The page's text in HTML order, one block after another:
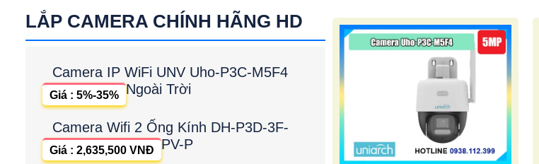
LẮP CAMERA CHÍNH HÃNG HD
Camera IP WiFi UNV Uho-P3C-M5F4
Ngoài Trời
Giá : 5%-35%
Camera Wifi 2 Ống Kính DH-P3D-3F-
PV-P
Giá : 2,635,500 VNĐ